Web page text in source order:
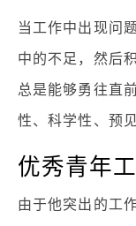
当工作中出现问
中的不足，然后
总是能够勇往直
性、科学性、预
优秀青年
由于他突出的工